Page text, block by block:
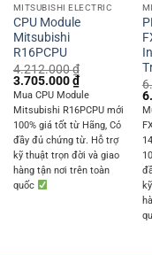
MITSUBISHI ELECTRIC
CPU Module
Mitsubishi
R16PCPU
4.212.000₫
Original
price
was:
4.212.000 ₫.
3.705.000₫Current
price
is:
3.705.000 ₫.
Mua CPU Module
Mitsubishi R16PCPU mới
100% giá tốt từ Hãng, Có
đầy đủ chứng từ. Hỗ trợ
kỹ thuật trọn đời và giao
hàng tận nơi trên toàn
quốc